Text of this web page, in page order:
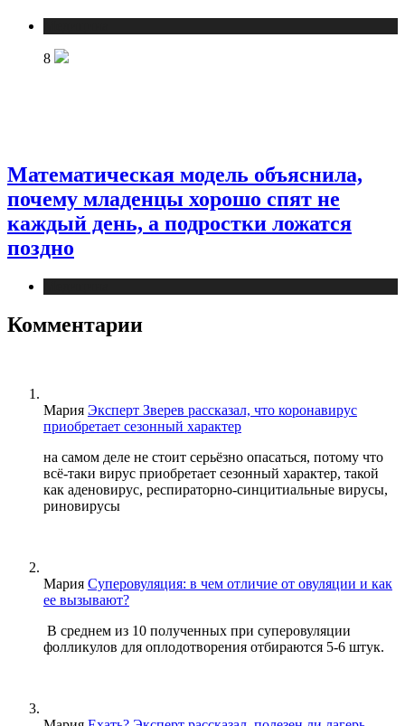
8
Математическая модель объяснила,
почему младенцы хорошо спят не
каждый день, а подростки ложатся
поздно
Комментарии
Мария Эксперт Зверев рассказал, что коронавирус
приобретает сезонный характер
на самом деле не стоит серьёзно опасаться, потому что
всё-таки вирус приобретает сезонный характер, такой
как аденовирус, респираторно-синцитиальные вирусы,
риновирусы
Мария Суперовуляция: в чем отличие от овуляции и как
ее вызывают?
В среднем из 10 полученных при суперовуляции
фолликулов для оплодотворения отбираются 5-6 штук.